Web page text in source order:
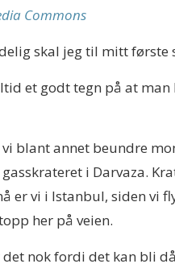
Commons
skal jeg til mitt første
et godt tegn på at
vi blant annet beundre
i Darvaza.
er vi i Istanbul, siden vi
her på veien.
nok fordi det kan bli